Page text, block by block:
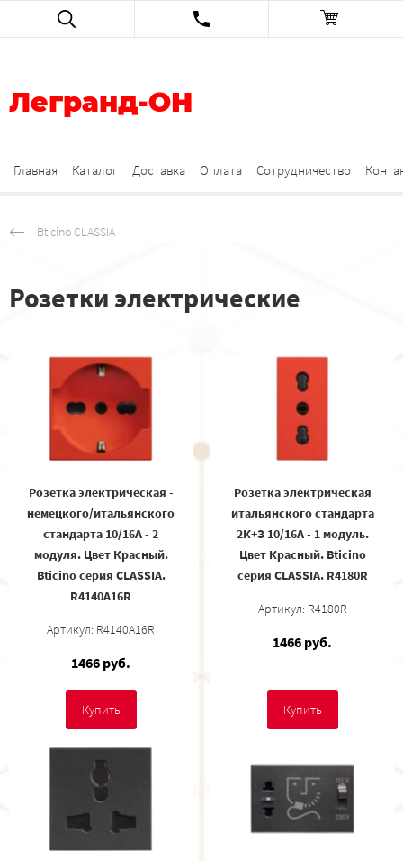
Легранд-ОН
Главная Каталог Доставка Оплата Сотрудничество
Bticino CLASSIA
Розетки электрические
Розетка электрическая -
немецкого/итальянского
стандарта 10/16А - 2
модуля. Цвет Красный.
Bticino серия CLASSIA.
R4140A16R
Артикул: R4140A16R
1466 руб.
Купить
Розетка электрическая
итальянского стандарта
2К+З 10/16А - 1 модуль.
Цвет Красный. Bticino
серия CLASSIA. R4180R
Артикул: R4180R
1466 руб.
Купить